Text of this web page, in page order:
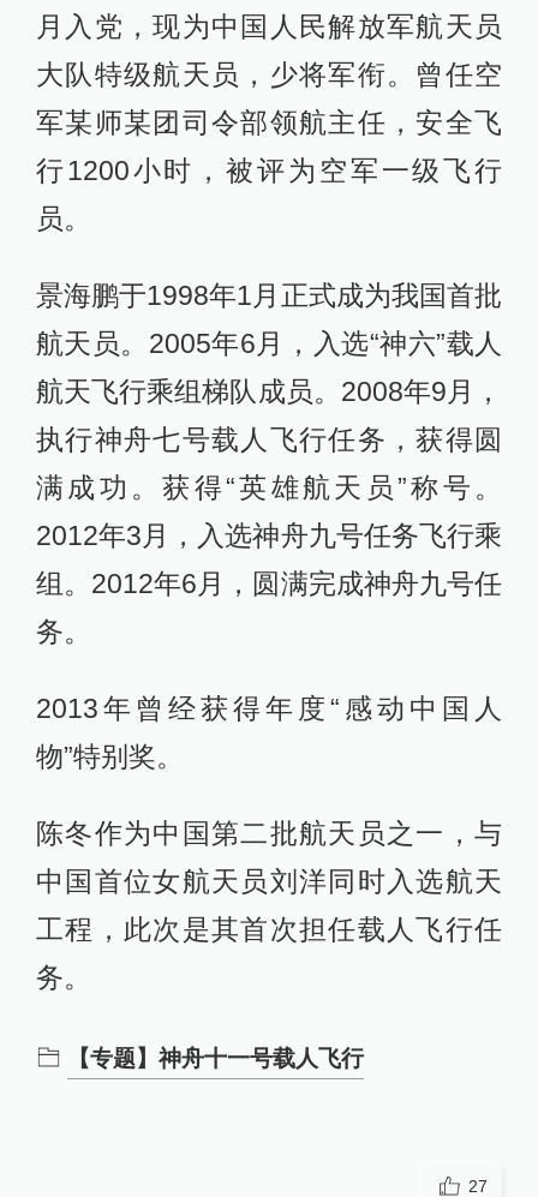
月入党，现为中国人民解放军航天员
大队特级航天员，少将军衔。曾任空
军某师某团司令部领航主任，安全飞
行1200小时，被评为空军一级飞行
员。
景海鹏于1998年1月正式成为我国首批
航天员。2005年6月，入选“神六”载人
航天飞行乘组梯队成员。2008年9月，
执行神舟七号载人飞行任务，获得圆
满成功。获得“英雄航天员”称号。
2012年3月，入选神舟九号任务飞行乘
组。2012年6月，圆满完成神舟九号任
务。
2013年曾经获得年度“感动中国人
物”特别奖。
陈冬作为中国第二批航天员之一，与
中国首位女航天员刘洋同时入选航天
工程，此次是其首次担任载人飞行任
务。
【专题】神舟十一号载人飞行
27